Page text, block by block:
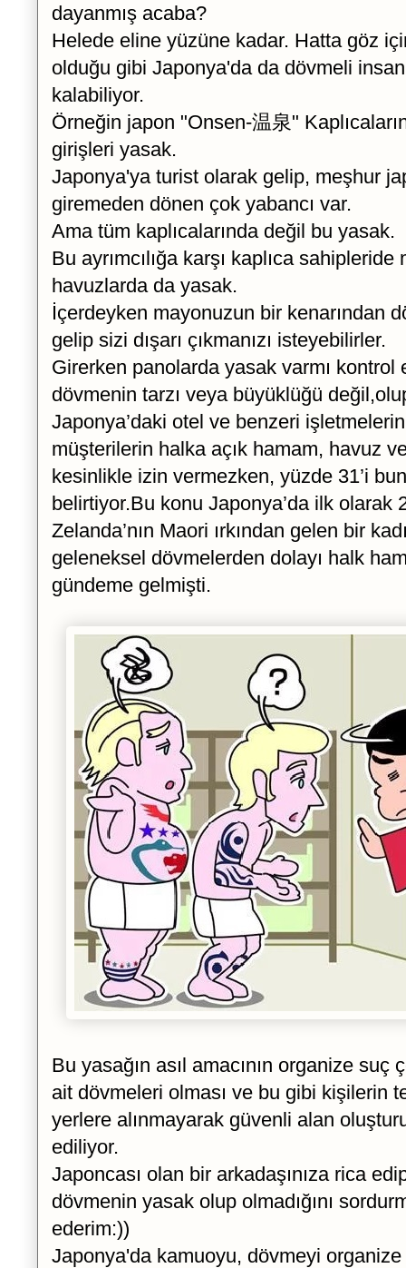
dayanmış acaba?
Helede eline yüzüne kadar. Hatta göz
olduğu gibi Japonya'da da dövmeli
kalabiliyor.
Örneğin japon "Onsen-温泉"
girişleri yasak.
Japonya'ya turist olarak gelip, meşhur
giremeden dönen çok yabancı var.
Ama tüm kaplıcalarında değil bu yasak.
Bu ayrımcılığa karşı kaplıca sahipleride
havuzlarda da yasak.
İçerdeyken mayonuzun bir kenarından
gelip sizi dışarı çıkmanızı isteyebilirler.
Girerken panolarda yasak varmı kontrol
dövmenin tarzı veya büyüklüğü
Japonya’daki otel ve benzeri
müşterilerin halka açık hamam, havuz
kesinlikle izin vermezken, yüzde 31’i
belirtiyor.Bu konu Japonya’da ilk olarak
Zelanda’nın Maori ırkından gelen bir
geleneksel dövmelerden dolayı halk
gündeme gelmişti.
Bu yasağın asıl amacının organize
ait dövmeleri olması ve bu gibi kişilerin
yerlere alınmayarak güvenli alan
ediliyor.
Japoncası olan bir arkadaşınıza rica
dövmenin yasak olup olmadığını
ederim:))
Japonya'da kamuoyu, dövmeyi